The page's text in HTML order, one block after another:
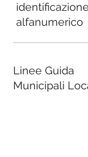
identificazione
alfanumerico
Linee Guida
Municipali